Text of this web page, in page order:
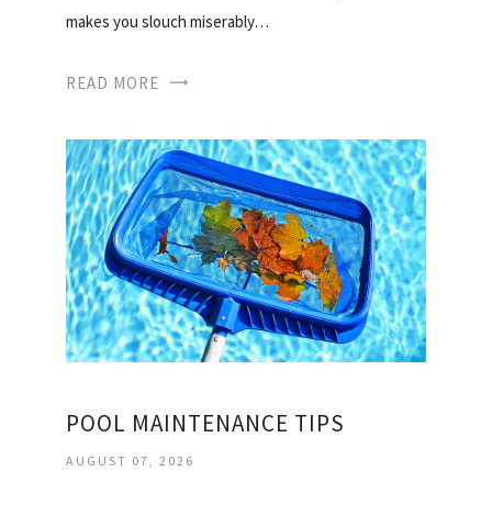
makes you slouch miserably…
READ MORE
POOL MAINTENANCE TIPS
AUGUST 07, 2026